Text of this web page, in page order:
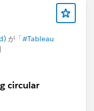
が「#Tableau
circular